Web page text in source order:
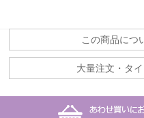
この商品につ
大量注文・タ